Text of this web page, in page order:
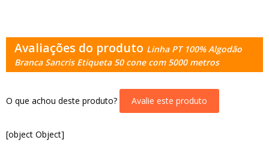
Avaliações do produto Linha PT 100% Algodão
Branca Sancris Etiqueta 50 cone com 5000 metros
O que achou deste produto? Avalie este produto
[object Object]